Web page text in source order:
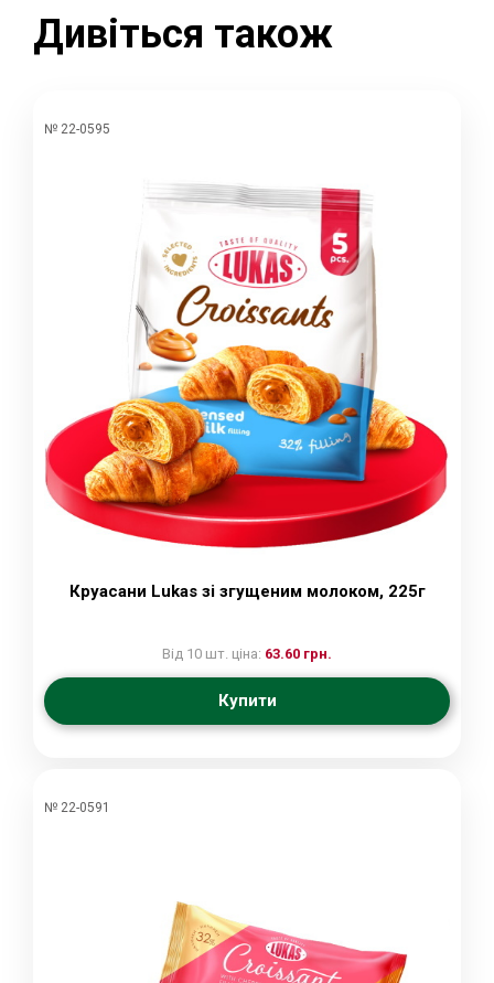
Дивіться також
№ 22-0595
Круасани Lukas зі згущеним молоком, 225г
Від 10 шт. ціна: 63.60 грн.
Купити
№ 22-0591